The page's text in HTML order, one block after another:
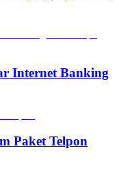
Internet Banking
Paket Telpon